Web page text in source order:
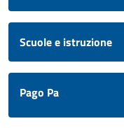
Scuole e istruzione
Pago Pa